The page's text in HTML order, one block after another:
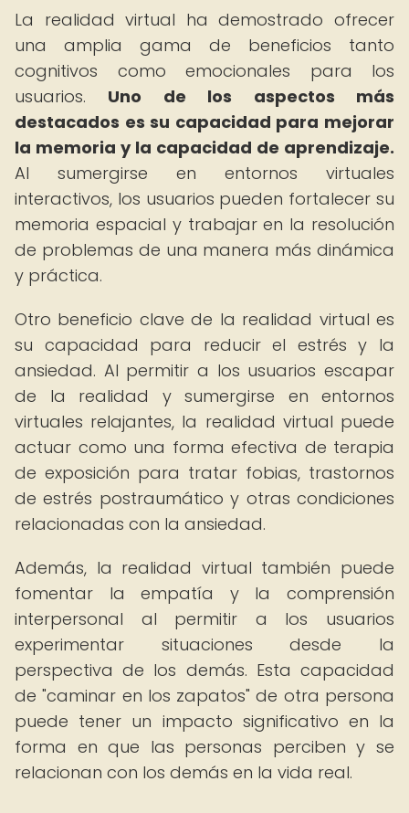
La realidad virtual ha demostrado ofrecer
una amplia gama de beneficios tanto
cognitivos como emocionales para los
usuarios. Uno de los aspectos más
destacados es su capacidad para mejorar
la memoria y la capacidad de aprendizaje.
Al sumergirse en entornos virtuales
interactivos, los usuarios pueden fortalecer su
memoria espacial y trabajar en la resolución
de problemas de una manera más dinámica
y práctica.
Otro beneficio clave de la realidad virtual es
su capacidad para reducir el estrés y la
ansiedad. Al permitir a los usuarios escapar
de la realidad y sumergirse en entornos
virtuales relajantes, la realidad virtual puede
actuar como una forma efectiva de terapia
de exposición para tratar fobias, trastornos
de estrés postraumático y otras condiciones
relacionadas con la ansiedad.
Además, la realidad virtual también puede
fomentar la empatía y la comprensión
interpersonal al permitir a los usuarios
experimentar situaciones desde la
perspectiva de los demás. Esta capacidad
de "caminar en los zapatos" de otra persona
puede tener un impacto significativo en la
forma en que las personas perciben y se
relacionan con los demás en la vida real.